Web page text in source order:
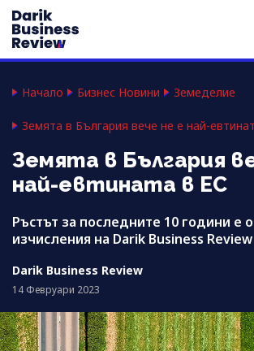
Начало Бизнес Новини Земеделие
Земята в България вече не е най-
Земята в България
най-евтината в ЕС
Ръстът за последните 10 години е
изчисления на Darik Business Review
Darik Business Review
14 Февруари 2023